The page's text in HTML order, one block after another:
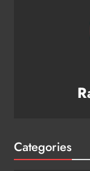
Categories